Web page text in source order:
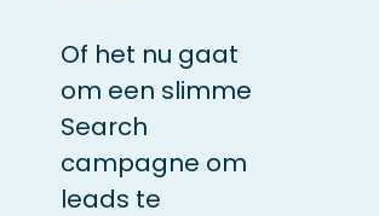
Of het nu gaat
om een slimme
Search
campagne om
leads te